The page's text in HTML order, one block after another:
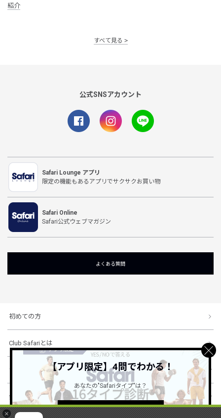
×
紹介
すべて見る
公式SNSアカウント
Safari Lounge アプリ
限定の機能もあるアプリでサクサクお買い物
Safari Online
Safari公式ウェブマガジン
よくある質問
初めての方
Club Safariとは
ショッピングガイド
会社概要・規約
【アプリ限定】4問でわかる！
あなたの"Safariタイプ"は？
詳しくはこちら ＞